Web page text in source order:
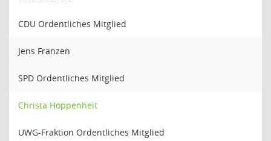
CDU Ordentliches Mitglied
Jens Franzen
SPD Ordentliches Mitglied
Christa Hoppenheit
UWG-Fraktion Ordentliches Mitglied